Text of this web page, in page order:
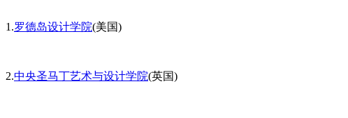
1.罗德岛设计学院(美国)
2.中央圣马丁艺术与设计学院(英国)